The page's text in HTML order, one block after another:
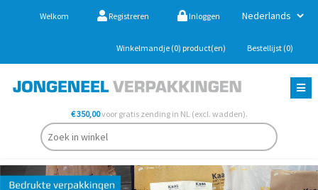
Welkom Registreren Inloggen
Winkelmandje (0) product(en) Bestellijst (0)
€ 350,00voor gratis zending in NL (excl. wadden).